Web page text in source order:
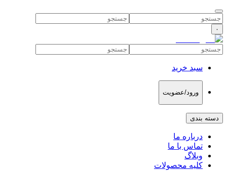
۰
سبد خرید
ورود/عضویت
دسته بندی
درباره ما
تماس با ما
وبلاگ
کلیه محصولات